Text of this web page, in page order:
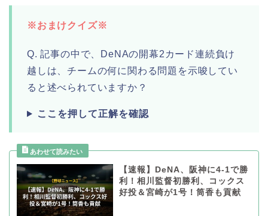
※おまけクイズ※
Q. 記事の中で、DeNAの開幕2カード連続負け
越しは、チームの何に関わる問題を示唆してい
ると述べられていますか？
ここを押して正解を確認
【速報】DeNA、阪神に4-1で勝
利！相川監督初勝利、コックス
好投＆宮崎が1号！筒香も貢献